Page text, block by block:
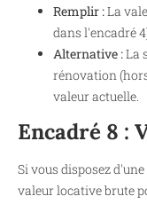
Remplir :La
dans l'encadré
Alternative :La
rénovation
valeur actuelle.
Encadré 8 :
Si vous disposez
valeur locative brute